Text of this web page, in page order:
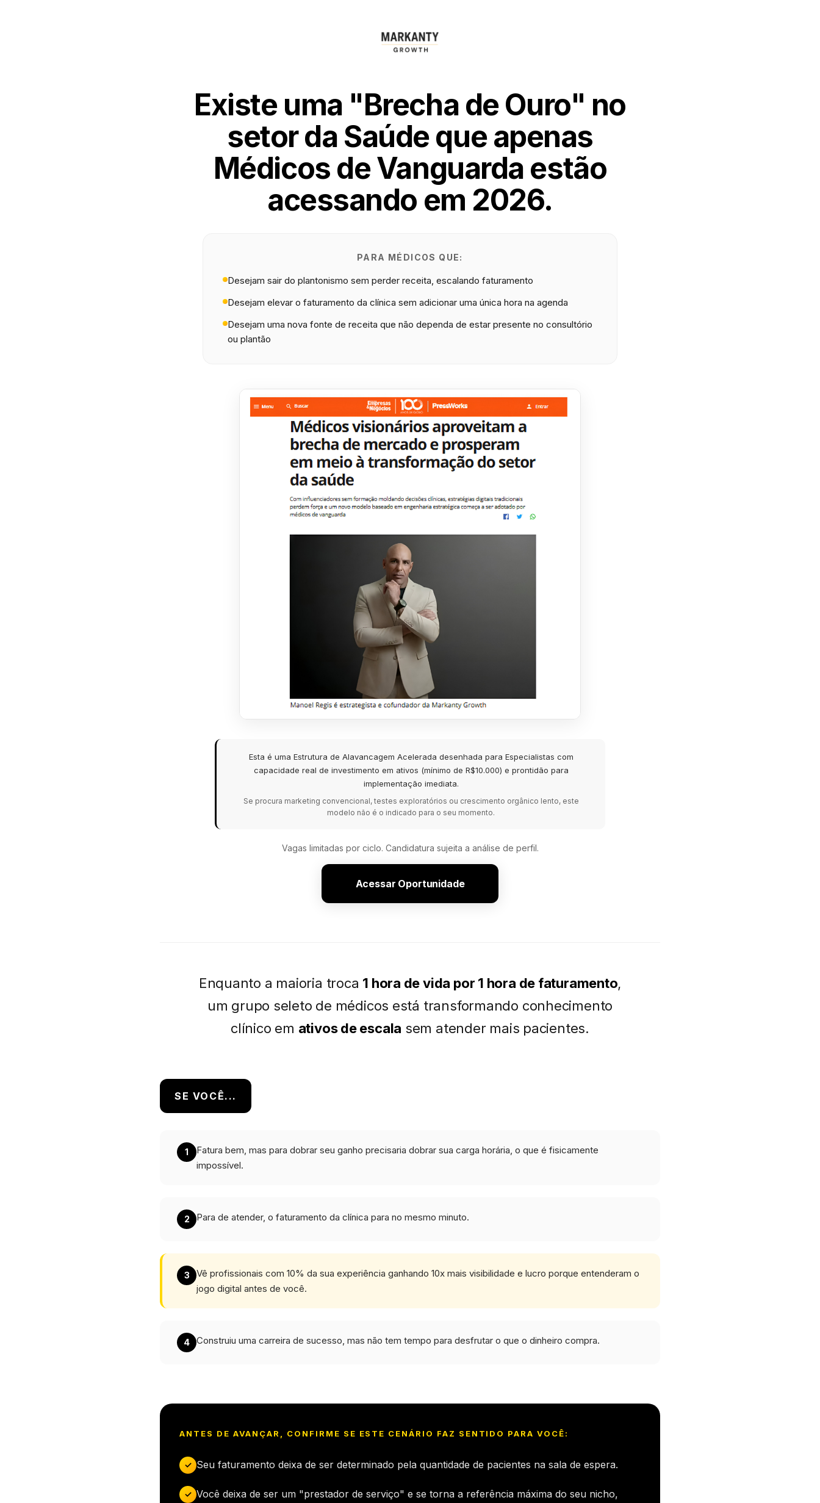
Existe uma "Brecha de Ouro" no
setor da Saúde que apenas
Médicos de Vanguarda estão
acessando em 2026.
PARA MÉDICOS QUE:
Desejam sair do plantonismo sem perder receita, escalando faturamento
Desejam elevar o faturamento da clínica sem adicionar uma única hora na agenda
Desejam uma nova fonte de receita que não dependa de estar presente no consultório
ou plantão
Esta é uma Estrutura de Alavancagem Acelerada desenhada para Especialistas com
capacidade real de investimento em ativos (mínimo de R$10.000) e prontidão para
implementação imediata.
Se procura marketing convencional, testes exploratórios ou crescimento orgânico lento, este
modelo não é o indicado para o seu momento.
Vagas limitadas por ciclo. Candidatura sujeita a análise de perfil.
Acessar Oportunidade
Enquanto a maioria troca 1 hora de vida por 1 hora de faturamento,
um grupo seleto de médicos está transformando conhecimento
clínico em ativos de escala sem atender mais pacientes.
SE VOCÊ...
1
Fatura bem, mas para dobrar seu ganho precisaria dobrar sua carga horária, o que é fisicamente
impossível.
2 Para de atender, o faturamento da clínica para no mesmo minuto.
3
Vê profissionais com 10% da sua experiência ganhando 10x mais visibilidade e lucro porque entenderam o
jogo digital antes de você.
4 Construiu uma carreira de sucesso, mas não tem tempo para desfrutar o que o dinheiro compra.
ANTES DE AVANÇAR, CONFIRME SE ESTE CENÁRIO FAZ SENTIDO PARA VOCÊ:
✓ Seu faturamento deixa de ser determinado pela quantidade de pacientes na sala de espera.
✓ Você deixa de ser um "prestador de serviço" e se torna a referência máxima do seu nicho,